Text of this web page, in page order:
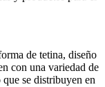
de tetina, diseño
con una variedad de
se distribuyen en